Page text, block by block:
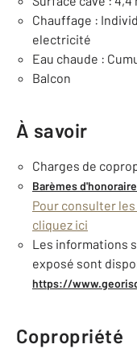
Chauffage :
electricité
Eau chaude :
Balcon
À savoir
Charges de
Barèmes
Pour consulter
cliquez ici
Les informations
exposé sont
https://
Copropriété